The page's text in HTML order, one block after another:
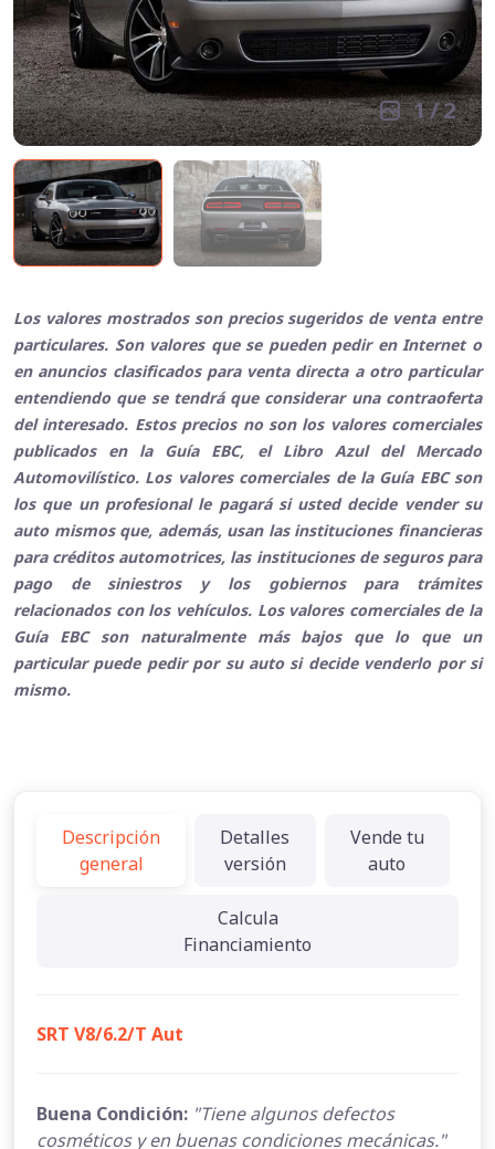
1/2
Los valores mostrados son precios sugeridos de venta entre
particulares. Son valores que se pueden pedir en Internet o
en anuncios clasificados para venta directa a otro particular
entendiendo que se tendrá que considerar una contraoferta
del interesado. Estos precios no son los valores comerciales
publicados en la Guía EBC, el Libro Azul del Mercado
Automovilístico. Los valores comerciales de la Guía EBC son
los que un profesional le pagará si usted decide vender su
auto mismos que, además, usan las instituciones financieras
para créditos automotrices, las instituciones de seguros para
pago de siniestros y los gobiernos para trámites
relacionados con los vehículos. Los valores comerciales de la
Guía EBC son naturalmente más bajos que lo que un
particular puede pedir por su auto si decide venderlo por si
mismo.
Descripción
general
Detalles
versión
Vende tu
auto
Calcula
Financiamiento
SRT V8/6.2/T Aut
Buena Condición: "Tiene algunos defectos
cosméticos y en buenas condiciones mecánicas."